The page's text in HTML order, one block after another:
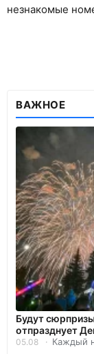
незнакомые
ВАЖНОЕ
Будут
отпразднует
05.08 Каждый